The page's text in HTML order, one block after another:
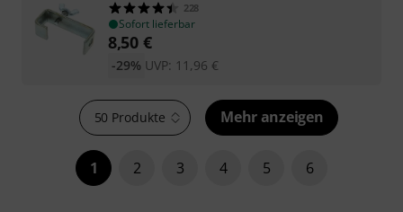
228
Sofort lieferbar
8,50 €
UVP: 11,96 €
-29%
50 Produkte Mehr anzeigen
1 2 3 4 5 6